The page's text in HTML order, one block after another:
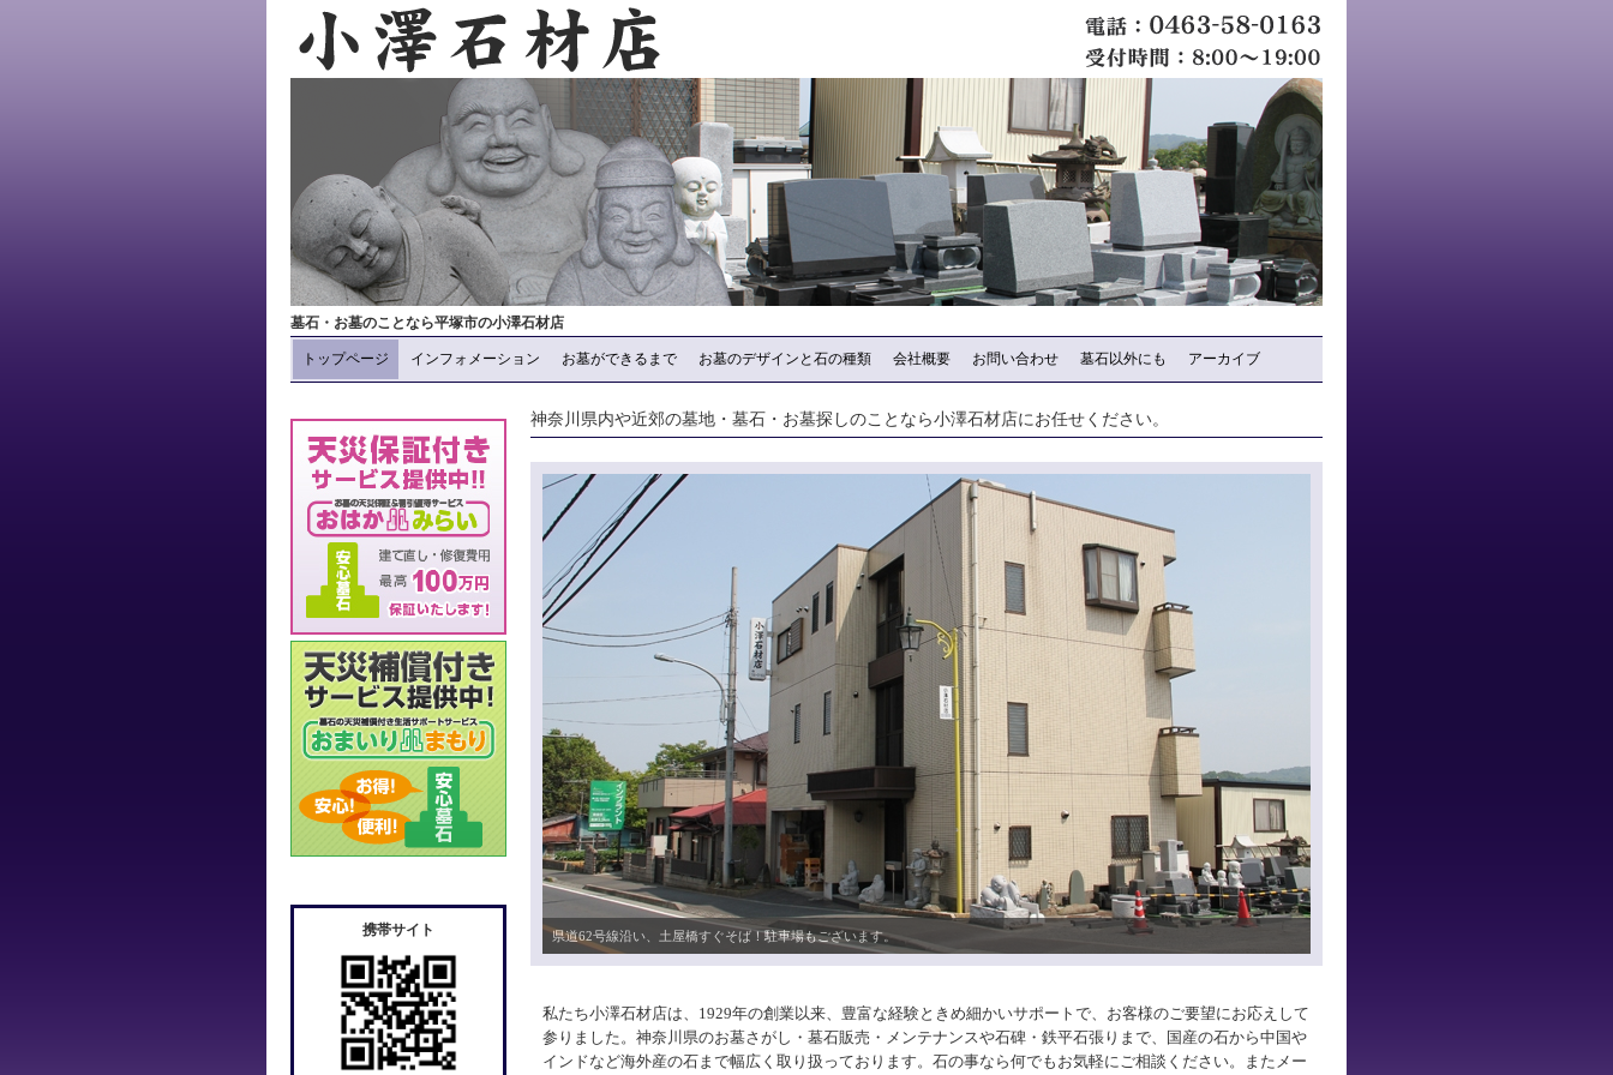
墓石・お墓のことなら平塚市の小澤石材店
トップページ インフォメーション お墓ができるまで お墓のデザインと石の種類 会社概要 お問い合わせ 墓石以外にも アーカイブ
神奈川県内や近郊の墓地・墓石・お墓探しのことなら小澤石材店にお任せください。
県道62号線沿い、土屋橋すぐそば！駐車場もございます。
私たち小澤石材店は、1929年の創業以来、豊富な経験ときめ細かいサポートで、お客様のご要望にお応えして
参りました。神奈川県のお墓さがし・墓石販売・メンテナンスや石碑・鉄平石張りまで、国産の石から中国や
インドなど海外産の石まで幅広く取り扱っております。石の事なら何でもお気軽にご相談ください。またメー
携帯サイト